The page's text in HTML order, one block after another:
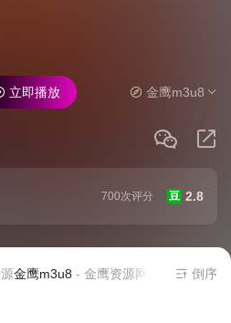
立即播放 金鹰m3u8
豆 2.8
700次评分
金鹰m3u8- 金鹰资源网使用过程遇到任
倒序